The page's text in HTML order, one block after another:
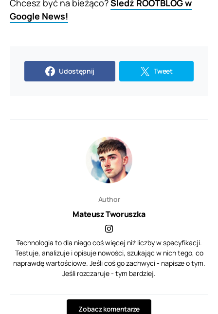
Chcesz być na bieżąco?Śledź ROOTBLOG w
Google News!
Udostępnij Tweet
Author
Mateusz Tworuszka
Technologia to dla niego coś więcej niż liczby w specyfikacji.
Testuje, analizuje i opisuje nowości, szukając w nich tego, co
naprawdę wartościowe. Jeśli coś go zachwyci - napisze o tym.
Jeśli rozczaruje - tym bardziej.
Zobacz komentarze